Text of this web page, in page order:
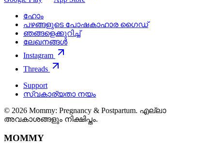
ഹോം
പഴങ്ങളുടെ പോഷകാഹാര ഗൈഡ്
ഞങ്ങളെക്കുറിച്ച്
ലേഖനങ്ങൾ
Instagram
Threads
Support
സ്വകാര്യതാ നയം
© 2026 Mommy: Pregnancy & Postpartum. എല്ലാ
അവകാശങ്ങളും നിക്ഷിപ്തം.
MOMMY